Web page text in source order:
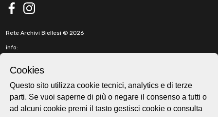
Rete Archivi Biellesi © 2026
info:
fabbricadellaruota@gmail.com
t. +39 3513902199
Cookie e privacy policy
Home page
Cookies
Questo sito utilizza cookie tecnici, analytics e di terze
parti. Se vuoi saperne di più o negare il consenso a tutti o
ad alcuni cookie premi il tasto gestisci cookie o consulta